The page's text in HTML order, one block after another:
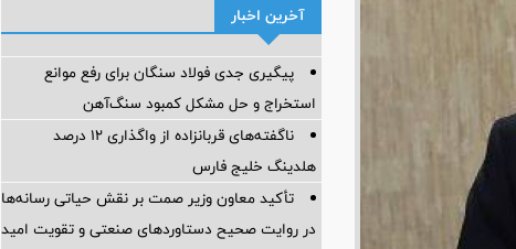
آخرین اخبار
پیگیری جدی فولاد سنگان برای رفع موانع
استخراج و حل مشکل کمبود سنگ‌آهن
ناگفته‌های قربانزاده از واگذاری ۱۲ درصد
هلدینگ خلیج فارس
تأکید معاون وزیر صمت بر نقش حیاتی رسانه‌ها
در روایت صحیح دستاوردهای صنعتی و تقویت امید